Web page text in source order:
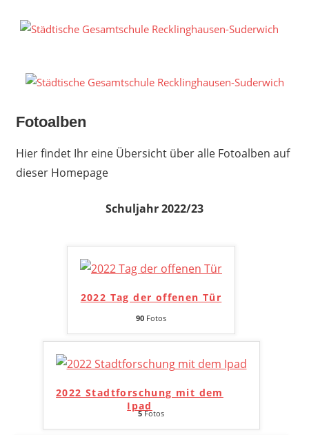
Inhalt
Fotoalben
Hier findet Ihr eine Übersicht über alle Fotoalben auf
dieser Homepage
Schuljahr 2022/23
2022 Tag der offenen Tür
90 Fotos
2022 Stadtforschung mit dem
Ipad
5Fotos